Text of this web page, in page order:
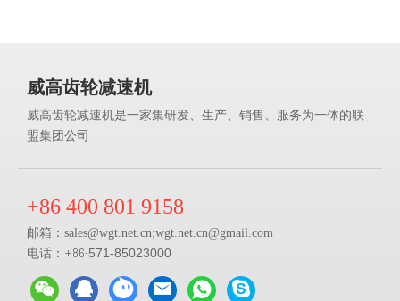
威高齿轮减速机
威高齿轮减速机是一家集研发、生产、销售、服务为一体的联
盟集团公司
+86 400 801 9158
邮箱： sales@wgt.net.cn;wgt.net.cn@gmail.com
电话：+86-571-85023000